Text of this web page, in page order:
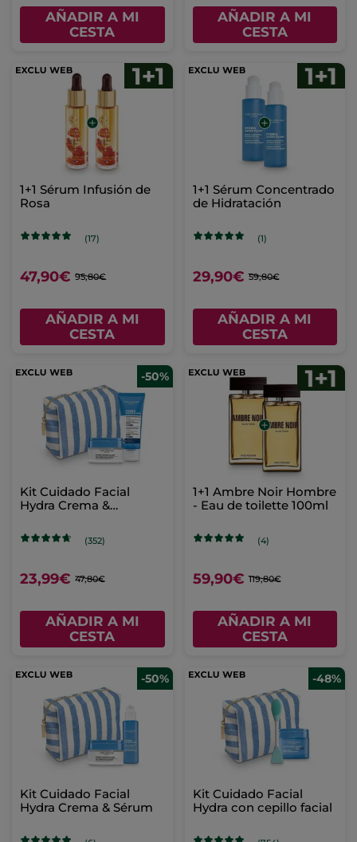
AÑADIR A MI
CESTA
AÑADIR A MI
CESTA
1+1 Sérum Infusión de
Rosa
(17)
47,90€ 95,80€
AÑADIR A MI
CESTA
1+1 Sérum Concentrado
de Hidratación
(1)
29,90€ 59,80€
AÑADIR A MI
CESTA
-50%
Kit Cuidado Facial
Hydra Crema &
(352)
23,99€ 47,80€
AÑADIR A MI
CESTA
1+1 Ambre Noir Hombre
- Eau de toilette 100ml
(4)
59,90€ 119,80€
AÑADIR A MI
CESTA
-50%
Kit Cuidado Facial
Hydra Crema & Sérum
-48%
Kit Cuidado Facial
Hydra con cepillo facial